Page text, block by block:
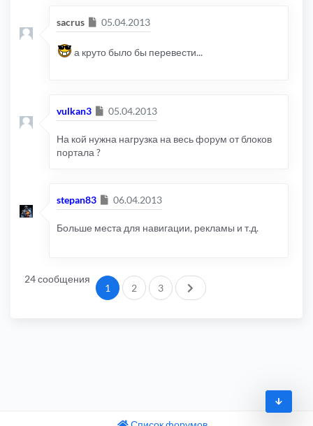
sacrus Сообщение
05.04.2013
а круто было бы перевести...
vulkan3 Сообщение
05.04.2013
На кой нужна нагрузка на весь форум от блоков
портала ?
stepan83 Сообщение
06.04.2013
Больше места для навигации, рекламы и т.д.
24 сообщения
1 2 3 След.